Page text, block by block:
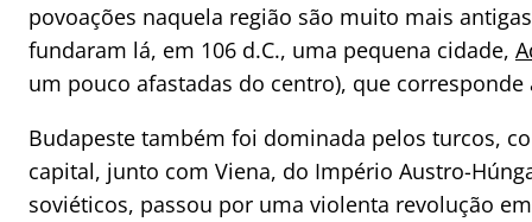
povoações naquela região são muito mais
fundaram lá, em 106 d.C., uma pequena cidade,
um pouco afastadas do centro), que corresponde
Budapeste também foi dominada pelos turcos,
capital, junto com Viena, do Império Austro-
soviéticos, passou por uma violenta revolução